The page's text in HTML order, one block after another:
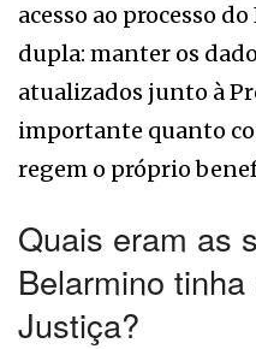
acesso ao processo
dupla: manter os
atualizados junto à
importante quanto
regem o próprio
Quais eram as
Belarmino
Justiça?